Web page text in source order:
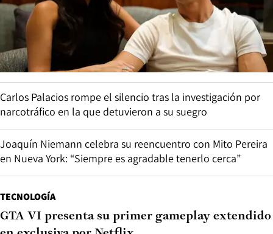
Carlos Palacios rompe el silencio tras la investigación por
narcotráfico en la que detuvieron a su suegro
Joaquín Niemann celebra su reencuentro con Mito Pereira
en Nueva York: “Siempre es agradable tenerlo cerca”
TECNOLOGÍA
GTA VI presenta su primer gameplay extendido